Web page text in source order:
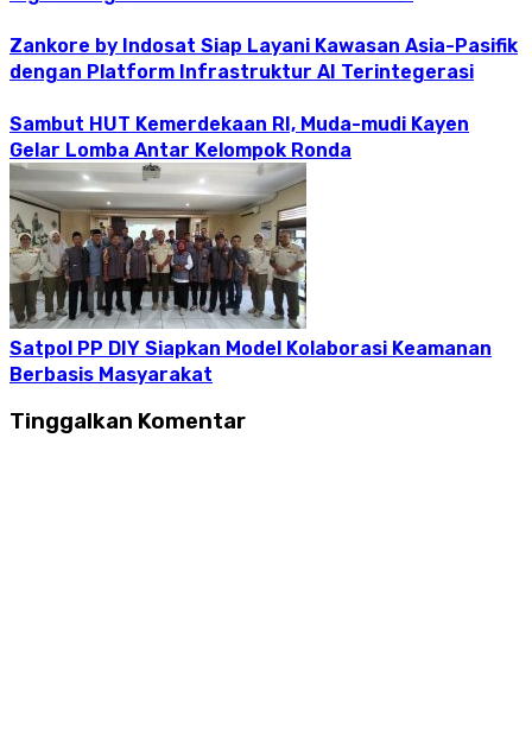
Zankore by Indosat Siap Layani Kawasan Asia-Pasifik
dengan Platform Infrastruktur AI Terintegerasi
Sambut HUT Kemerdekaan RI, Muda-mudi Kayen
Gelar Lomba Antar Kelompok Ronda
Satpol PP DIY Siapkan Model Kolaborasi Keamanan
Berbasis Masyarakat
Tinggalkan Komentar